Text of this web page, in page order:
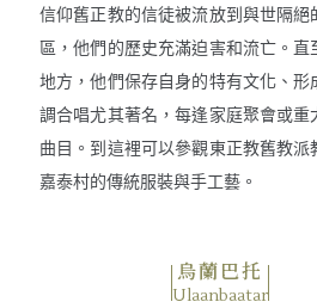
信仰舊正教的信徒被流放到與世隔
區，他們的歷史充滿迫害和流亡。
地方，他們保存自身的特有文化、
調合唱尤其著名，每逢家庭聚會或重
曲目。到這裡可以參觀東正教舊教
嘉泰村的傳統服裝與手工藝。
烏蘭巴托
Ulaanbaatar